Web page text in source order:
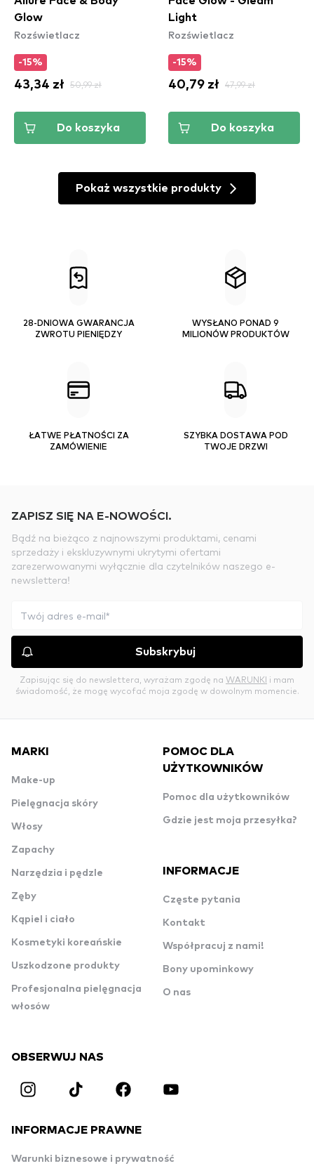
Glow
Rozświetlacz
-15%
43,34 zł 50,99 zł
Do koszyka
Light
Rozświetlacz
-15%
40,79 zł 47,99 zł
Do koszyka
Pokaż wszystkie produkty
28-DNIOWA GWARANCJA
ZWROTU PIENIĘDZY
WYSŁANO PONAD 9
MILIONÓW PRODUKTÓW
ŁATWE PŁATNOŚCI ZA
ZAMÓWIENIE
SZYBKA DOSTAWA POD
TWOJE DRZWI
ZAPISZ SIĘ NA E-NOWOŚCI.
Bądź na bieżąco z najnowszymi produktami, cenami
sprzedaży i ekskluzywnymi ukrytymi ofertami
zarezerwowanymi wyłącznie dla czytelników naszego e-
newslettera!
Subskrybuj
Zapisując się do newslettera, wyrażam zgodę na WARUNKI i mam
świadomość, że mogę wycofać moja zgodę w dowolnym momencie.
MARKI
Make-up
Pielęgnacja skóry
Włosy
Zapachy
Narzędzia i pędzle
Zęby
Kąpiel i ciało
Kosmetyki koreańskie
Uszkodzone produkty
Profesjonalna pielęgnacja
włosów
POMOC DLA
UŻYTKOWNIKÓW
Pomoc dla użytkowników
Gdzie jest moja przesyłka?
INFORMACJE
Częste pytania
Kontakt
Współpracuj z nami!
Bony upominkowy
O nas
OBSERWUJ NAS
INFORMACJE PRAWNE
Warunki biznesowe i prywatność